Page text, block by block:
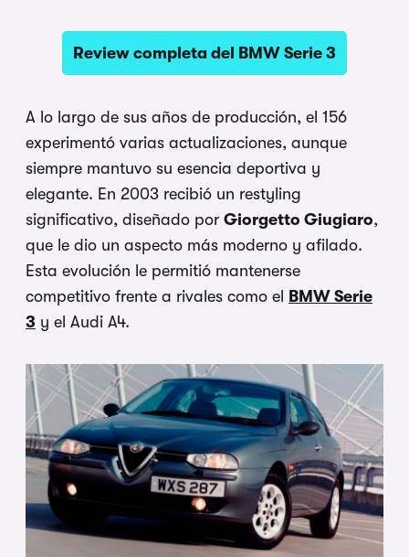
Review completa del BMW Serie 3
A lo largo de sus años de producción, el 156
experimentó varias actualizaciones, aunque
siempre mantuvo su esencia deportiva y
elegante. En 2003 recibió un restyling
significativo, diseñado por Giorgetto Giugiaro,
que le dio un aspecto más moderno y afilado.
Esta evolución le permitió mantenerse
competitivo frente a rivales como el
BMW Serie
3 y el Audi A4.